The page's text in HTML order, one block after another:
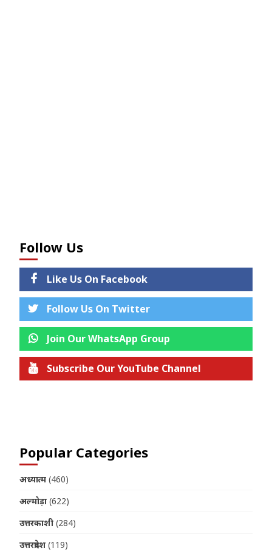
Follow Us
Like Us On Facebook
Follow Us On Twitter
Join Our WhatsApp Group
Subscribe Our YouTube Channel
Popular Categories
अध्यात्म (460)
अल्मोड़ा (622)
उत्तरकाशी (284)
उत्तरप्रदेश (119)